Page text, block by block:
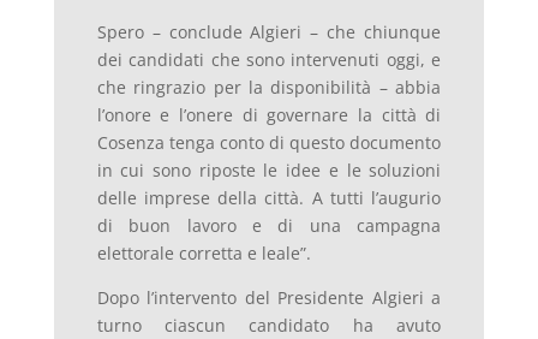
Spero – conclude Algieri – che chiunque
dei candidati che sono intervenuti oggi, e
che ringrazio per la disponibilità – abbia
l’onore e l’onere di governare la città di
Cosenza tenga conto di questo documento
in cui sono riposte le idee e le soluzioni
delle imprese della città. A tutti l’augurio
di buon lavoro e di una campagna
elettorale corretta e leale”.
Dopo l’intervento del Presidente Algieri a
turno ciascun candidato ha avuto